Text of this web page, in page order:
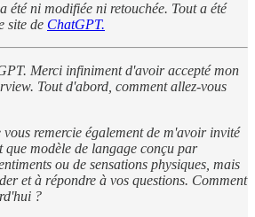
été ni modifiée ni retouchée. Tout a été
site de ChatGPT.
Merci infiniment d'avoir accepté mon
Tout d'abord, comment allez-vous
remercie également de m'avoir invité
que modèle de langage conçu par
ou de sensations physiques, mais
et à répondre à vos questions. Comment
?